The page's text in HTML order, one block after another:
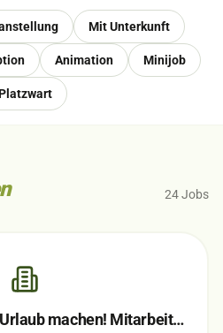
Mit Unterkunft
Animation Minijob
24Jobs
Arbeiten, wo andere Urlaub machen! Mitarbeiter (m/w/d) für Rezeption, Büro &…